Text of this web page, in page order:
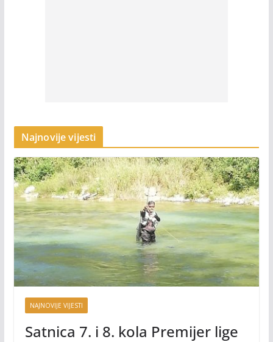
Najnovije vijesti
NAJNOVIJE VIJESTI
Satnica 7. i 8. kola Premijer lige